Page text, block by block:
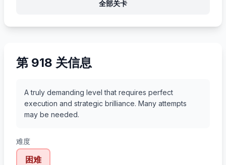
全部关卡
第 918 关信息
A truly demanding level that requires perfect
execution and strategic brilliance. Many attempts
may be needed.
难度
困难